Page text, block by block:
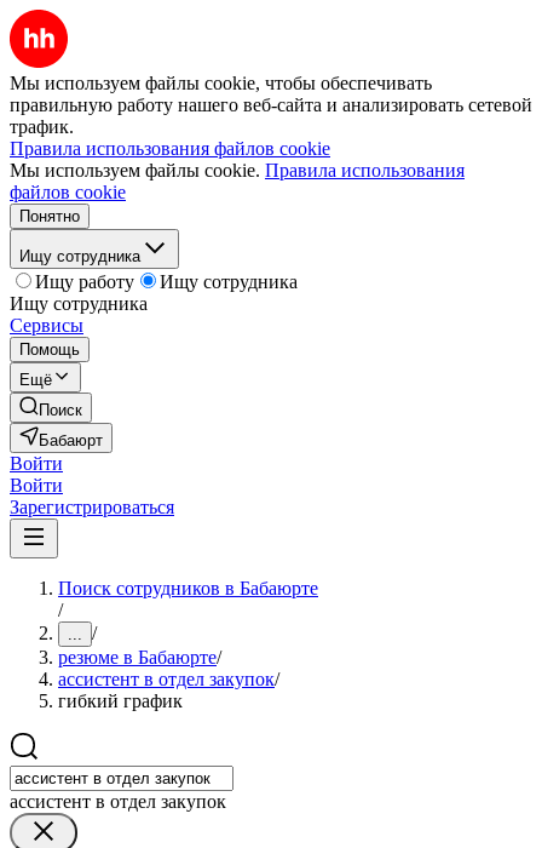
Мы используем файлы cookie, чтобы обеспечивать
правильную работу нашего веб-сайта и анализировать сетевой
трафик.
Правила использования файлов cookie
Мы используем файлы cookie. Правила использования
файлов cookie
Понятно
Ищу сотрудника
Ищу работу
Ищу сотрудника
Ищу сотрудника
Сервисы
Помощь
Ещё
Поиск
Бабаюрт
Войти
Войти
Зарегистрироваться
Поиск сотрудников в Бабаюрте
/
... /
резюме в Бабаюрте/
ассистент в отдел закупок/
гибкий график
ассистент в отдел закупок